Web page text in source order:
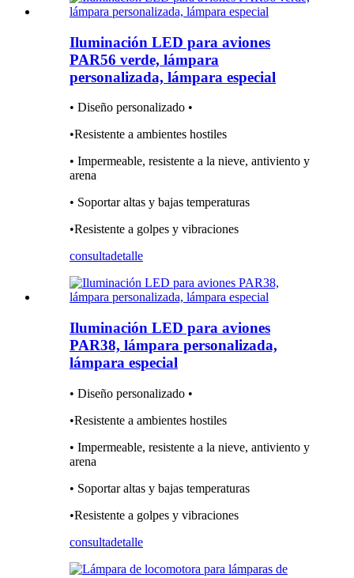
Iluminación LED para aviones
PAR56 verde, lámpara
personalizada, lámpara especial
• Diseño personalizado •
•Resistente a ambientes hostiles
• Impermeable, resistente a la nieve, antiviento y
arena
• Soportar altas y bajas temperaturas
•Resistente a golpes y vibraciones
consultadetalle
Iluminación LED para aviones
PAR38, lámpara personalizada,
lámpara especial
• Diseño personalizado •
•Resistente a ambientes hostiles
• Impermeable, resistente a la nieve, antiviento y
arena
• Soportar altas y bajas temperaturas
•Resistente a golpes y vibraciones
consultadetalle